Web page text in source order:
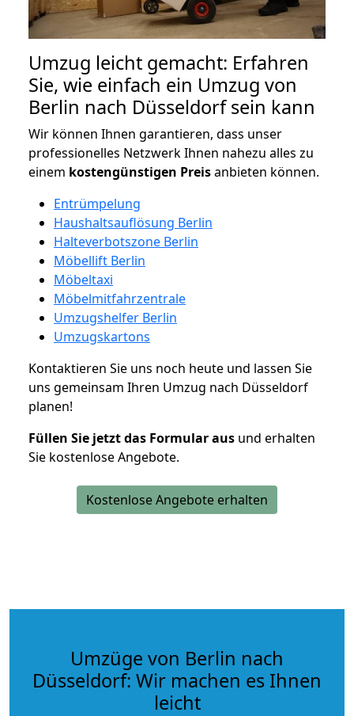
Umzug leicht gemacht: Erfahren
Sie, wie einfach ein Umzug von
Berlin nach Düsseldorf sein kann
Wir können Ihnen garantieren, dass unser
professionelles Netzwerk Ihnen nahezu alles zu
einem kostengünstigen Preisanbieten können.
Entrümpelung
Haushaltsauflösung Berlin
Halteverbotszone Berlin
Möbellift Berlin
Möbeltaxi
Möbelmitfahrzentrale
Umzugshelfer Berlin
Umzugskartons
Kontaktieren Sie uns noch heute und lassen Sie
uns gemeinsam Ihren Umzug nach Düsseldorf
planen!
Füllen Sie jetzt das Formular aus und erhalten
Sie kostenlose Angebote.
Kostenlose Angebote erhalten
Umzüge von Berlin nach
Düsseldorf: Wir machen es Ihnen
leicht